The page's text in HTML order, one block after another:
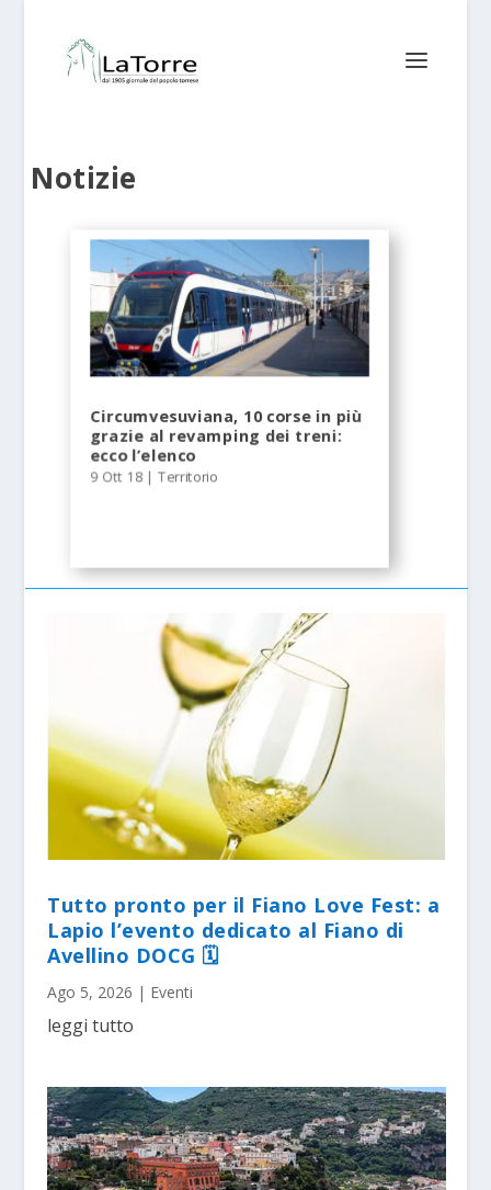
Notizie
Circumvesuviana, 10 corse in più
grazie al revamping dei treni:
ecco l’elenco
9 Ott 18 |Territorio
Tutto pronto per il Fiano Love Fest: a
Lapio l’evento dedicato al Fiano di
Avellino DOCG 🗓
Ago 5, 2026 | Eventi
leggi tutto